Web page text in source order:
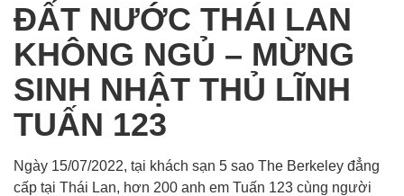
ĐẤT NƯỚC THÁI LAN
KHÔNG NGỦ – MỪNG
SINH NHẬT THỦ LĨNH
TUẤN 123
Ngày 15/07/2022, tại khách sạn 5 sao The Berkeley đẳng
cấp tại Thái Lan, hơn 200 anh em Tuấn 123 cùng người